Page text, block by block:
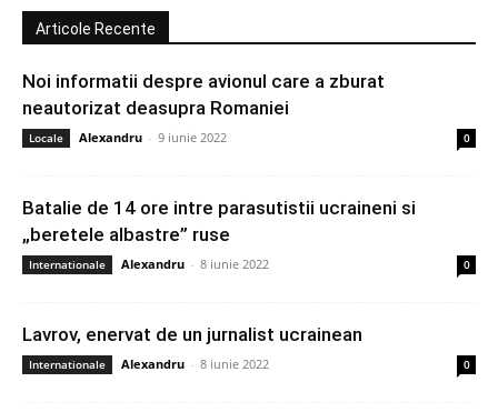
Articole Recente
Noi informatii despre avionul care a zburat
neautorizat deasupra Romaniei
Locale Alexandru - 9 iunie 2022 0
Batalie de 14 ore intre parasutistii ucraineni si
„beretele albastre” ruse
Internationale Alexandru - 8 iunie 2022 0
Lavrov, enervat de un jurnalist ucrainean
Internationale Alexandru - 8 iunie 2022 0